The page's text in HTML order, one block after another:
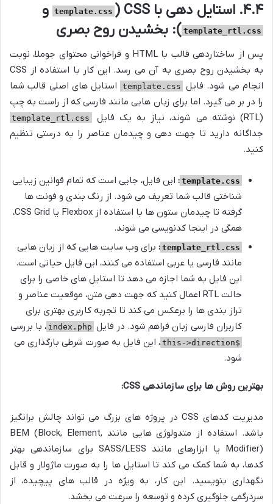
۴.۴. استایل دهی با CSS ( template.css و
template_rtl.css ): بخشیدن روح بصری
پس از ساختاردهی قالب با HTML و فراخوانی محتوای جوملا، نوبت
به بخشیدن روح بصری به آن می رسد. این کار با استفاده از CSS
انجام می شود. فایل template.css
استایل های اصلی قالب شما
را در بر می گیرد. اما برای زبان هایی مانند فارسی که از راست به چپ
(RTL) نوشته می شوند، نیاز به یک فایل
template_rtl.css
جداگانه دارید تا جهت دهی و چیدمان عناصر را به درستی تنظیم
کنید.
template.css
: این فایل، جایی است که تمام قوانین زیبایی
شناختی قالب شما تعریف می شود. از رنگ بندی و فونت ها
گرفته تا چیدمان ستون ها با استفاده از Flexbox یا CSS Grid،
همگی در اینجا کدنویسی می شوند.
template_rtl.css
: برای وب سایت هایی که از زبان هایی
مانند فارسی یا عربی استفاده می کنند، این فایل حیاتی است.
این فایل به شما اجازه می دهد تا استایل های خاصی را برای
حالت RTL اعمال کنید که جهت دهی متن، موقعیت عناصر و
تراز بندی ها را برعکس می کند تا تجربه کاربری بهتری برای
کاربران فارسی زبان فراهم شود. در فایل index.php ، با بررسی
$this->direction
، این فایل به صورت شرطی بارگذاری می
شود.
بهترین روش ها برای سازماندهی CSS:
مدیریت کدهای CSS در پروژه های بزرگ می تواند چالش برانگیز
باشد. استفاده از متدولوژی هایی مانند BEM (Block, Element,
Modifier) یا ابزارهای مانند SASS/LESS برای سازماندهی بهتر
کدها، به شما کمک می کند تا استایل ها را به صورت ماژولار و قابل
نگهداری بنویسید. این کار، به ویژه در قالب های پیچیده، از
سردرگمی جلوگیری کرده و توسعه را سرعت می بخشد.